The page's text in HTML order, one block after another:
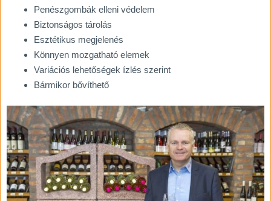
Penészgombák elleni védelem
Biztonságos tárolás
Esztétikus megjelenés
Könnyen mozgatható elemek
Variációs lehetőségek ízlés szerint
Bármikor bővíthető